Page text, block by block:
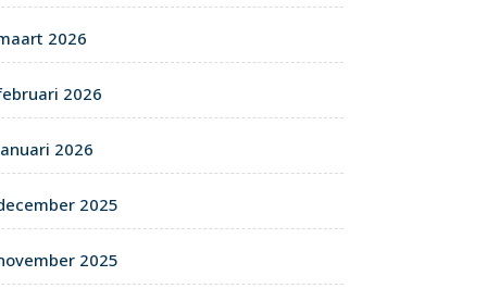
2026
2026
2026
2025
2025